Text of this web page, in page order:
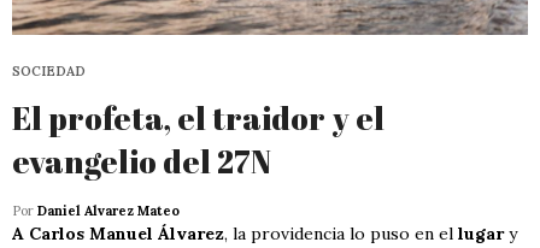
SOCIEDAD
El profeta, el traidor y el
evangelio del 27N
Por Daniel Alvarez Mateo
A Carlos Manuel Álvarez, la providencia lo puso en el lugary